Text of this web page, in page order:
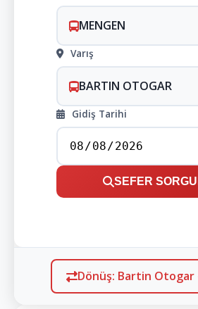
MENGEN
Varış
BARTIN OTOGAR
Gidiş Tarihi
SEFER
Dönüş: Bartin Otogar